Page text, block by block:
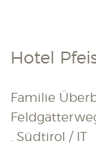
Hotel
Familie
. Südtirol / IT